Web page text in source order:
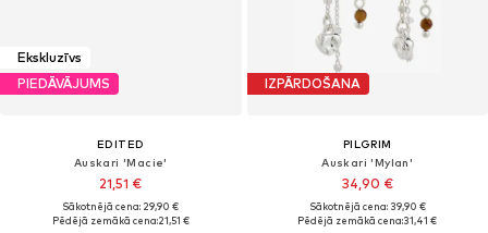
Ekskluzīvs
PIEDĀVĀJUMS
EDITED
Auskari 'Macie'
21,51 €
Sākotnējā cena: 29,90 €
Pēdējā zemākā cena:21,51 €
IZPĀRDOŠANA
PILGRIM
Auskari 'Mylan'
34,90 €
Sākotnējā cena: 39,90 €
Pēdējā zemākā cena:31,41 €